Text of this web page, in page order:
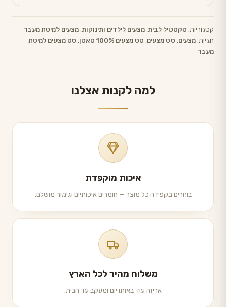
קטגוריות: טקסטיל לבית, מצעים לילדים ותינוקות, מצעים למיטת מעבר
תגיות:מצעים, סט מצעים, סט מצעים 100% סאטן , סט מצעים למיטת
מעבר
למה לקנות אצלנו
איכות מוקפדת
בוחרים בקפידה כל מוצר — חומרים איכותיים וגימור מושלם.
משלוח מהיר לכל הארץ
אריזה עוד באותו יום ומעקב עד הבית.